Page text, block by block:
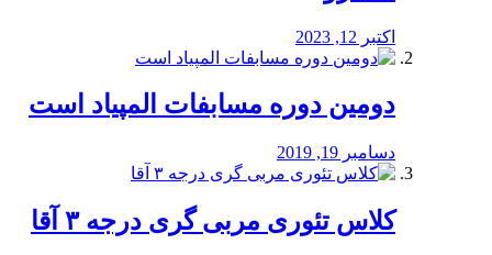
اکتبر 12, 2023
دومین دوره مسابفات المپیاد است
دسامبر 19, 2019
کلاس تئوری مربی گری درجه ۳ آقا